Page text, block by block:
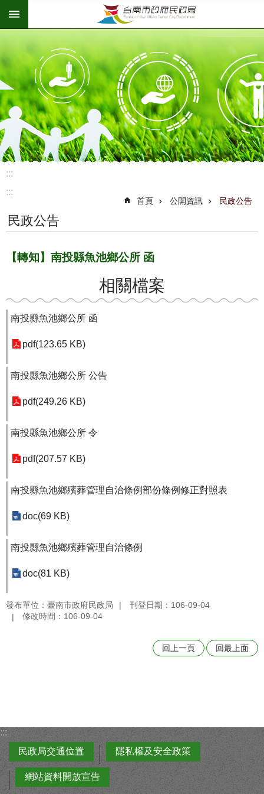
跳到主要內容區塊
:::
:::
首頁 公開資訊 民政公告
民政公告
【轉知】南投縣魚池鄉公所 函
相關檔案
南投縣魚池鄉公所 函
pdf(123.65 KB)
南投縣魚池鄉公所 公告
pdf(249.26 KB)
南投縣魚池鄉公所 令
pdf(207.57 KB)
南投縣魚池鄉殯葬管理自治條例部份條例修正對照表
doc(69 KB)
南投縣魚池鄉殯葬管理自治條例
doc(81 KB)
發布單位：臺南市政府民政局
刊登日期：106-09-04
修改時間：106-09-04
回上一頁 回最上面
:::
民政局交通位置
隱私權及安全政策
網站資料開放宣告